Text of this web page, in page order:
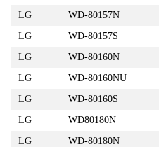
LG
WD-80157N
LG
WD-80157S
LG
WD-80160N
LG
WD-80160NU
LG
WD-80160S
LG
WD80180N
LG
WD-80180N